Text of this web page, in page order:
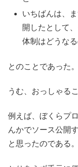
いちばんは、
開したとして
体制はどうな
とのことであった。
うむ、おっしゃる
例えば、ぼくらプ
んかでソース公開
と思ったのである。